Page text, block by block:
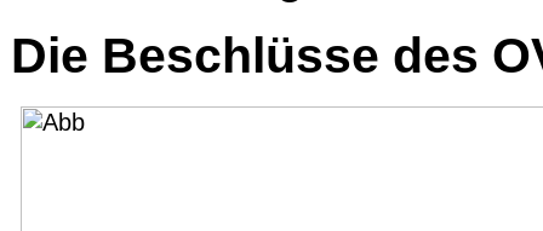
Die Beschlüsse des